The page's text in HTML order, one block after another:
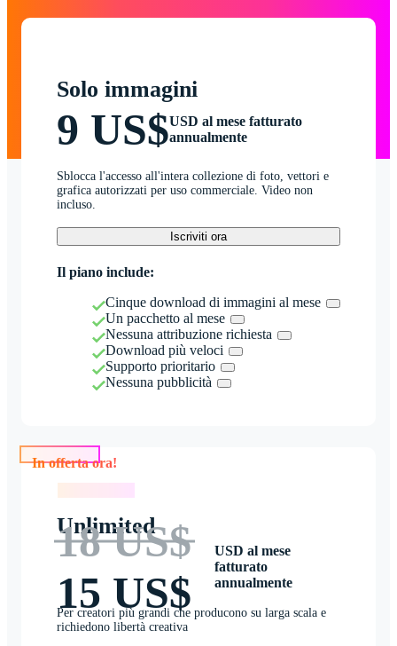
Solo immagini
9 US$USD al mese fatturato
annualmente
Sblocca l'accesso all'intera collezione di foto, vettori e
grafica autorizzati per uso commerciale. Video non
incluso.
Iscriviti ora
Il piano include:
Cinque download di immagini al mese
Un pacchetto al mese
Nessuna attribuzione richiesta
Download più veloci
Supporto prioritario
Nessuna pubblicità
Unlimited
18 US$
15 US$
USD al mese
fatturato
annualmente
Per creatori più grandi che producono su larga scala e
richiedono libertà creativa